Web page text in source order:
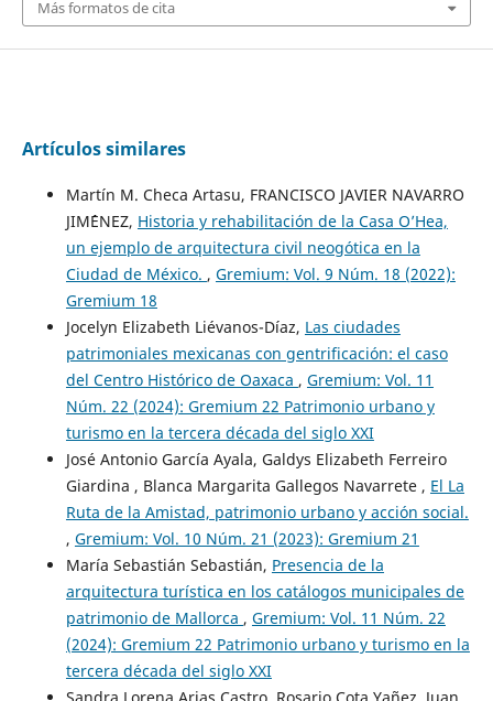
Más formatos de cita
Artículos similares
Martín M. Checa Artasu, FRANCISCO JAVIER NAVARRO
JIM´´ENEZ, Historia y rehabilitación de la Casa O’Hea,
un ejemplo de arquitectura civil neogótica en la
Ciudad de México. , Gremium: Vol. 9 Núm. 18 (2022):
Gremium 18
Jocelyn Elizabeth Liévanos-Díaz, Las ciudades
patrimoniales mexicanas con gentrificación: el caso
del Centro Histórico de Oaxaca , Gremium: Vol. 11
Núm. 22 (2024): Gremium 22 Patrimonio urbano y
turismo en la tercera década del siglo XXI
José Antonio García Ayala, Galdys Elizabeth Ferreiro
Giardina , Blanca Margarita Gallegos Navarrete , El La
Ruta de la Amistad, patrimonio urbano y acción social.
, Gremium: Vol. 10 Núm. 21 (2023): Gremium 21
María Sebastián Sebastián, Presencia de la
arquitectura turística en los catálogos municipales de
patrimonio de Mallorca , Gremium: Vol. 11 Núm. 22
(2024): Gremium 22 Patrimonio urbano y turismo en la
tercera década del siglo XXI